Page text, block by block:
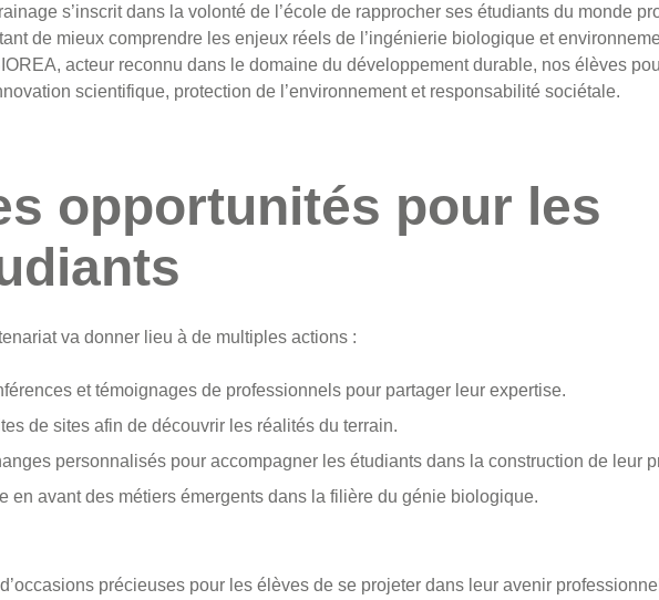
s’inscrit dans la volonté de l’école de rapprocher ses étudiants du monde
de mieux comprendre les enjeux réels de l’ingénierie biologique et
acteur reconnu dans le domaine du développement durable, nos élèves
scientifique, protection de l’environnement et responsabilité sociétale.
opportunités pour les
va donner lieu à de multiples actions :
et témoignages de professionnels pour partager leur expertise.
de sites afin de découvrir les réalités du terrain.
personnalisés pour accompagner les étudiants dans la construction de leur
en avant des métiers émergents dans la filière du génie biologique.
précieuses pour les élèves de se projeter dans leur avenir